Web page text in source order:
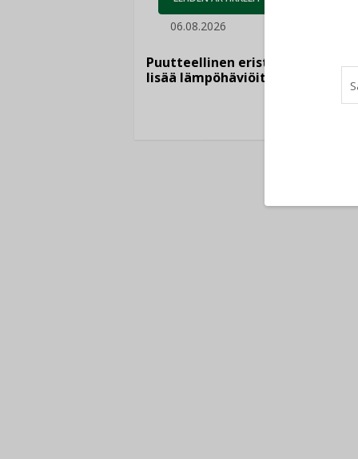
06.08.2026
Puutteellinen eristys
lisää lämpöhäviöitä